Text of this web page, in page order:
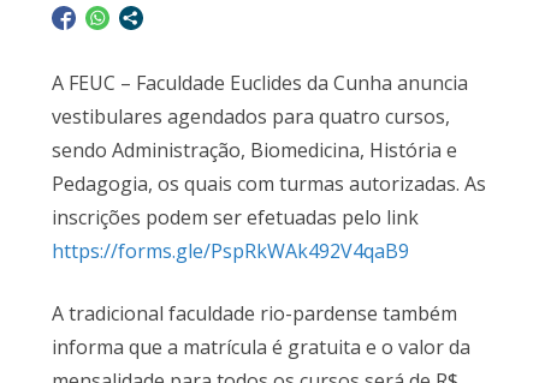
A FEUC – Faculdade Euclides da Cunha anuncia
vestibulares agendados para quatro cursos,
sendo Administração, Biomedicina, História e
Pedagogia, os quais com turmas autorizadas. As
inscrições podem ser efetuadas pelo link
https://forms.gle/PspRkWAk492V4qaB9
A tradicional faculdade rio-pardense também
informa que a matrícula é gratuita e o valor da